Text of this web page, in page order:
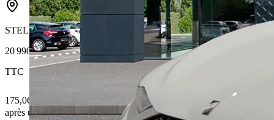
STELLANTIS &YOU ORVAULT
20 990 €
TTC
175,06 € /Mois
après un premier loyer de 6 297 €